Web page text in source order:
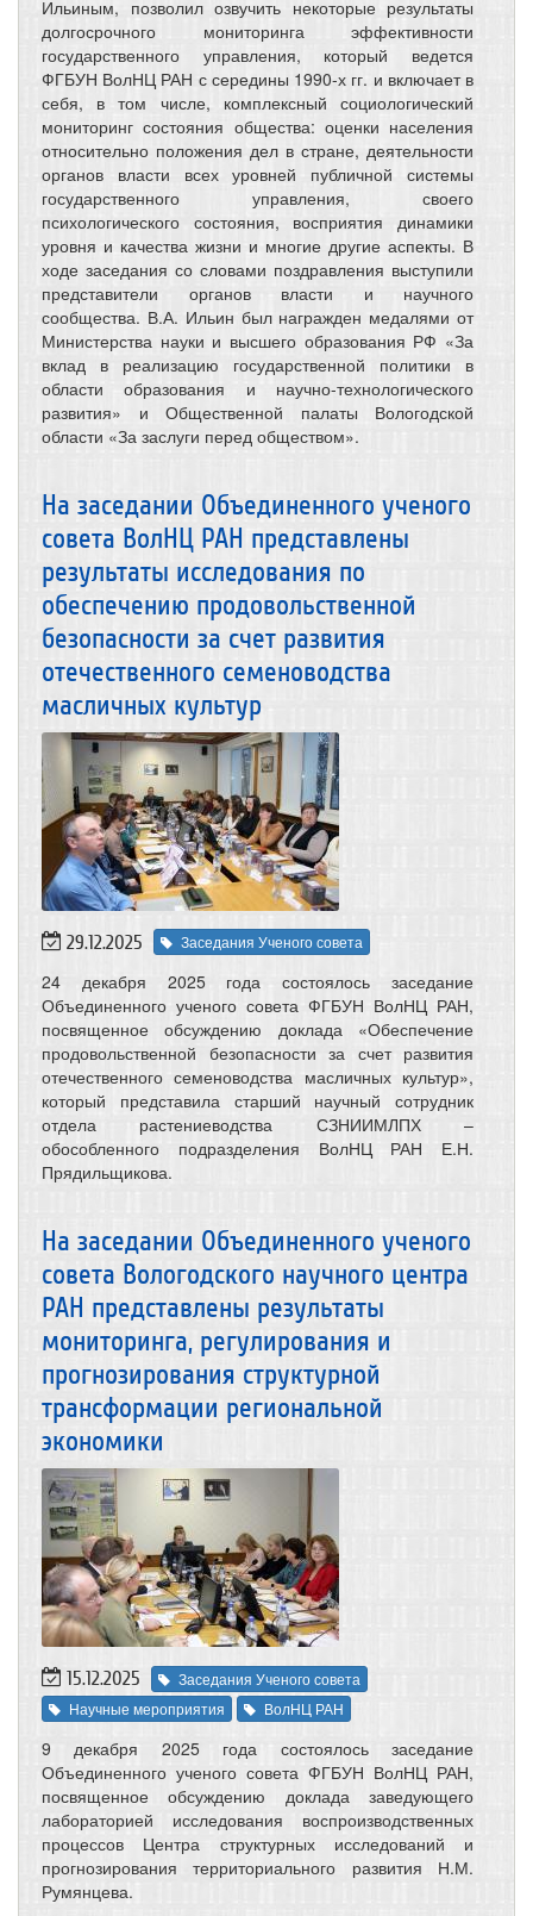
Ильиным, позволил озвучить некоторые результаты
долгосрочного мониторинга эффективности
государственного управления, который ведется
ФГБУН ВолНЦ РАН с середины 1990-х гг. и включает в
себя, в том числе, комплексный социологический
мониторинг состояния общества: оценки населения
относительно положения дел в стране, деятельности
органов власти всех уровней публичной системы
государственного управления, своего
психологического состояния, восприятия динамики
уровня и качества жизни и многие другие аспекты. В
ходе заседания со словами поздравления выступили
представители органов власти и научного
сообщества. В.А. Ильин был награжден медалями от
Министерства науки и высшего образования РФ «За
вклад в реализацию государственной политики в
области образования и научно-технологического
развития» и Общественной палаты Вологодской
области «За заслуги перед обществом».
На заседании Объединенного ученого
совета ВолНЦ РАН представлены
результаты исследования по
обеспечению продовольственной
безопасности за счет развития
отечественного семеноводства
масличных культур
29.12.2025 Заседания Ученого совета
24 декабря 2025 года состоялось заседание
Объединенного ученого совета ФГБУН ВолНЦ РАН,
посвященное обсуждению доклада «Обеспечение
продовольственной безопасности за счет развития
отечественного семеноводства масличных культур»,
который представила старший научный сотрудник
отдела растениеводства СЗНИИМЛПХ –
обособленного подразделения ВолНЦ РАН Е.Н.
Прядильщикова.
На заседании Объединенного ученого
совета Вологодского научного центра
РАН представлены результаты
мониторинга, регулирования и
прогнозирования структурной
трансформации региональной
экономики
15.12.2025
Заседания Ученого совета
Научные мероприятия
ВолНЦ РАН
9 декабря 2025 года состоялось заседание
Объединенного ученого совета ФГБУН ВолНЦ РАН,
посвященное обсуждению доклада заведующего
лабораторией исследования воспроизводственных
процессов Центра структурных исследований и
прогнозирования территориального развития Н.М.
Румянцева.